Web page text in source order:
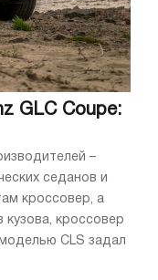
GLC Coupe:
–
седанов и
кроссовер, а
кроссовер
CLS задал